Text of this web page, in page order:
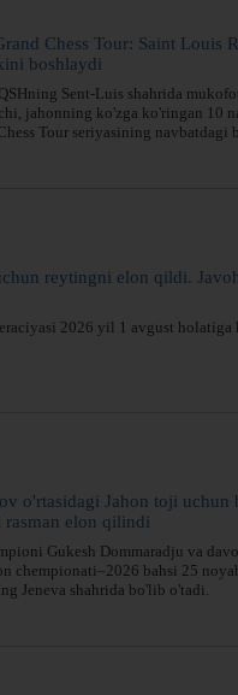
Chess Tour: Saint Louis
boshlaydi
Sent-Luis shahrida
jahonning ko'zga ko'ringan 10
Tour seriyasining navbatdagi
reytingni elon qildi.
2026 yil 1 avgust
o'rtasidagi Jahon toji uchun
rasman elon qilindi
Gukesh Dommaradju va
chempionati–2026 bahsi 25
Jeneva shahrida bo'lib o'tadi.